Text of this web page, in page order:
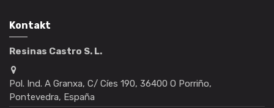
Kontakt
Resinas Castro S. L.
Pol. Ind. A Granxa, C/ Cíes 190, 36400 O Porriño,
Pontevedra, España